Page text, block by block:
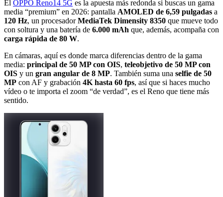
El OPPO Reno14 5G es la apuesta más redonda si buscas un gama
media “premium” en 2026: pantalla AMOLED de 6,59 pulgadas a
120 Hz, un procesadorMediaTek Dimensity 8350 que mueve todo
con soltura y una batería de 6.000 mAh que, además, acompaña con
carga rápida de 80 W.
En cámaras, aquí es donde marca diferencias dentro de la gama
media: principal de 50 MP con OIS, teleobjetivo de 50 MP con
OIS y un gran angular de 8 MP. También suma una selfie de 50
MP con AF y grabación 4K hasta 60 fps, así que si haces mucho
vídeo o te importa el zoom “de verdad”, es el Reno que tiene más
sentido.